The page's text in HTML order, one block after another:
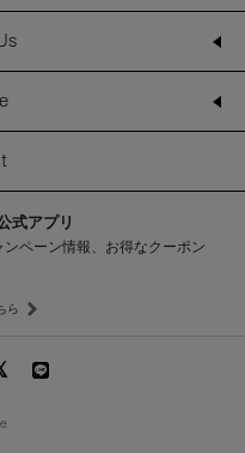
式アプリ
ペーン情報、お得なクーポン
ら